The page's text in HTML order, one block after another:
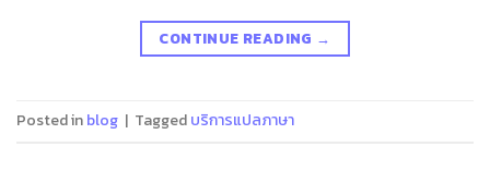
CONTINUE READING →
Posted inblog | Taggedบริการแปลภาษา